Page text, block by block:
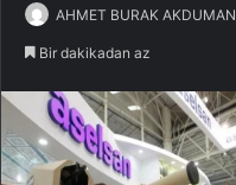
AHMET BURAK AKDUMAN
Bir dakikadan az